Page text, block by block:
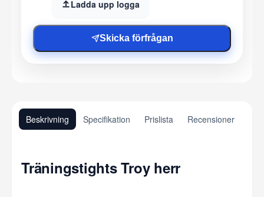
Ladda upp logga
Skicka förfrågan
Beskrivning Specifikation Prislista Recensioner
Träningstights Troy herr